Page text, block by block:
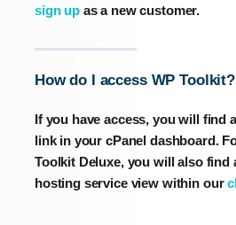
sign upas a new customer.
How do I access WP Toolkit?
If you have access, you will find
link in your cPanel dashboard.
Toolkit Deluxe, you will also find
hosting service view within our